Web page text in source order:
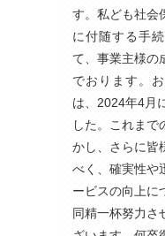
す。私ども社会
に付随する手
て、事業主様の
でおります。
は、2024年4月
した。これま
かし、さらに皆
べく、確実性や
ービスの向上に
同精一杯努力さ